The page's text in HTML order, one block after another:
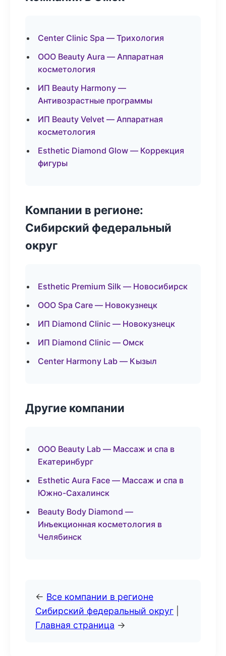
Center Clinic Spa — Трихология
ООО Beauty Aura — Аппаратная
косметология
ИП Beauty Harmony —
Антивозрастные программы
ИП Beauty Velvet — Аппаратная
косметология
Esthetic Diamond Glow — Коррекция
фигуры
Компании в регионе:
Сибирский федеральный
округ
Esthetic Premium Silk — Новосибирск
ООО Spa Care — Новокузнецк
ИП Diamond Clinic — Новокузнецк
ИП Diamond Clinic — Омск
Center Harmony Lab — Кызыл
Другие компании
ООО Beauty Lab — Массаж и спа в
Екатеринбург
Esthetic Aura Face — Массаж и спа в
Южно-Сахалинск
Beauty Body Diamond —
Инъекционная косметология в
Челябинск
← Все компании в регионе
Сибирский федеральный округ
Главная страница →